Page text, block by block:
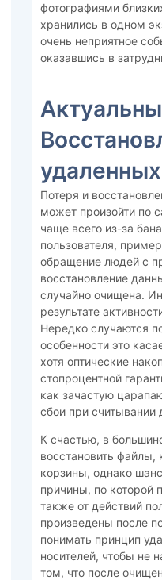
фотографиями
хранились в одном
очень неприятное
оказавшись в
Потеря и
может произойти по
чаще всего из-за
пользователя,
обращение людей с
восстановление
случайно очищена.
результате
Нередко случаются
особенности это
хотя оптические
стопроцентной
как зачастую
сбои при считывании
К счастью, в
восстановить
корзины, однако
причины, по которой
также от действий
произведены после
понимать принцип
носителей, чтобы не
том, что после